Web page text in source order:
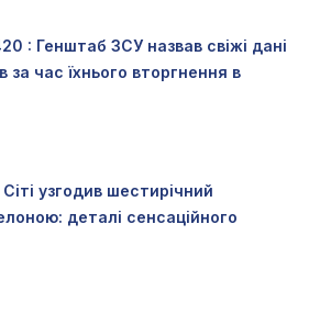
: Генштаб ЗСУ назвав свіжі дані
за час їхнього вторгнення в
узгодив шестирічний
деталі сенсаційного